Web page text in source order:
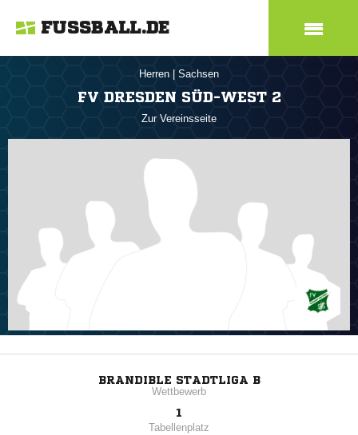
FUSSBALL.DE
Herren Sachsen
FV DRESDEN SÜD-WEST 2
Zur Vereinsseite
BRANDIBLE STADTLIGA B
Wettbewerb
1
Tabellenplatz